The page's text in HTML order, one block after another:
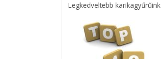
Legkedveltebb karikagyűrűink